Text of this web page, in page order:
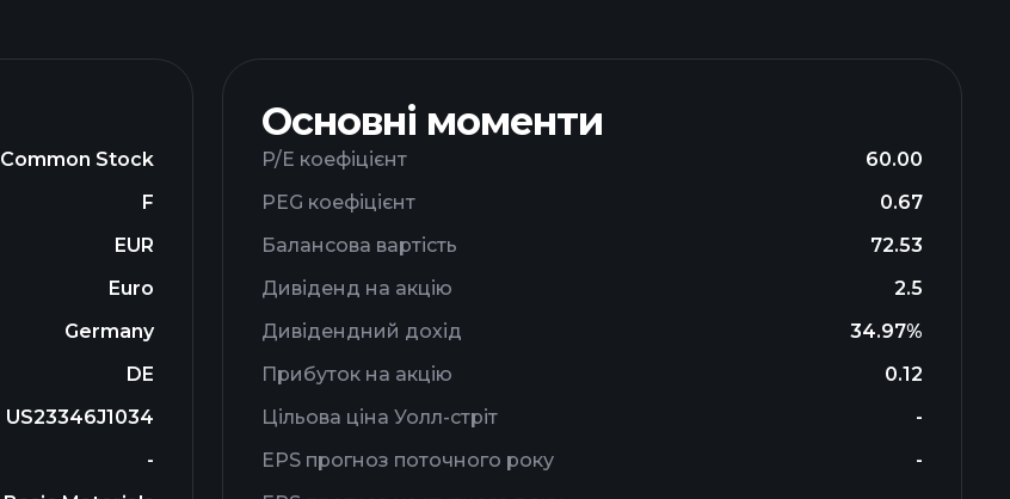
Common Stock
F
EUR
Euro
Germany
DE
US23346J1034
-
Основні моменти
P/E коефіцієнт
60.00
PEG коефіцієнт
0.67
Балансова вартість
72.53
Дивіденд на акцію
2.5
Дивідендний дохід
34.97%
Прибуток на акцію
0.12
Цільова ціна Уолл-стріт
-
EPS прогноз поточного року
-